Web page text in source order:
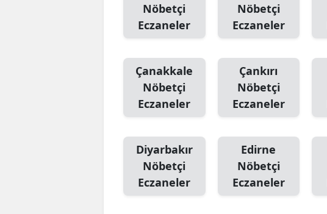
Nöbetçi
Eczaneler
Nöbetçi
Eczaneler
Çanakkale
Nöbetçi
Eczaneler
Çankırı
Nöbetçi
Eczaneler
Diyarbakır
Nöbetçi
Eczaneler
Edirne
Nöbetçi
Eczaneler